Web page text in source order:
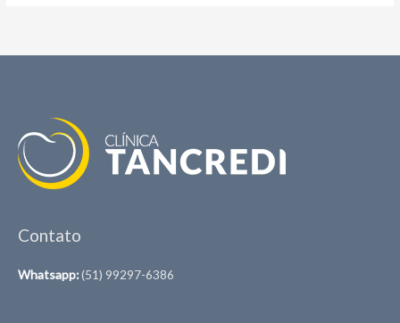
Contato
Whatsapp:(51) 99297-6386